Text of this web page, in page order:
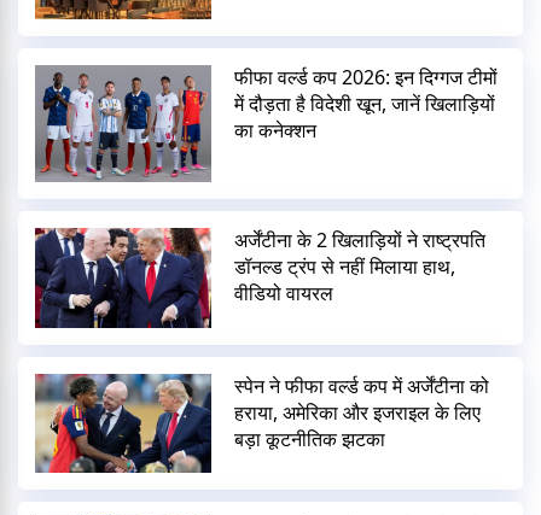
फीफा वर्ल्ड कप 2026: इन दिग्गज टीमों
में दौड़ता है विदेशी खून, जानें खिलाड़ियों
का कनेक्शन
अर्जेंटीना के 2 खिलाड़ियों ने राष्ट्रपति
डॉनल्ड ट्रंप से नहीं मिलाया हाथ,
वीडियो वायरल
स्पेन ने फीफा वर्ल्ड कप में अर्जेंटीना को
हराया, अमेरिका और इजराइल के लिए
बड़ा कूटनीतिक झटका